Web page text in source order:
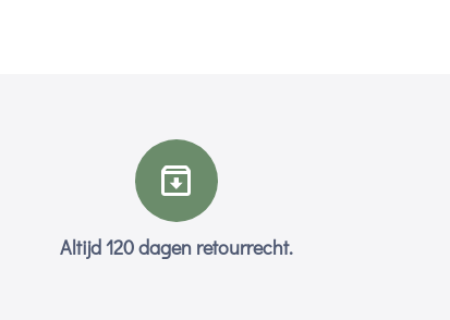
Altijd 120 dagen retourrecht.